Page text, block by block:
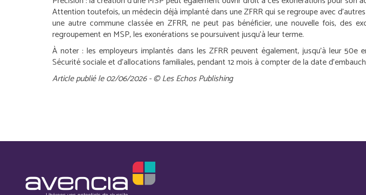
Attention toutefois, un médecin déjà implanté dans une ZFRR qui se regroupe avec
une autre commune classée en ZFRR, ne peut pas bénéficier, une nouvelle fois, des
regroupement en MSP, les exonérations se poursuivent jusqu’à leur terme.
À noter : les employeurs implantés dans les ZFRR peuvent également, jusqu’à leur 50e
Sécurité sociale et d’allocations familiales, pendant 12 mois à compter de la date
Article publié le 02/06/2026 - © Les Echos Publishing